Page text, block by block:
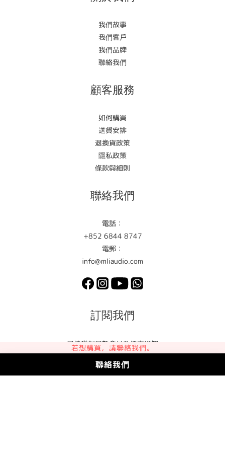
若想購買，請聯絡我們。
聯絡我們
我們故事
我們客戶
我們品牌
聯絡我們
顧客服務
如何購買
送貨安排
退換貨政策
隱私政策
條款與細則
聯絡我們
電話：
+852 6844 8747
電郵：
info@mliaudio.com
訂閱我們
最快獲得最新產品及優惠通知